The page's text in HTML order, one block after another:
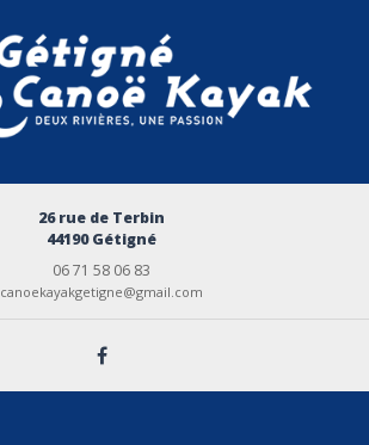
26 rue de Terbin
44190 Gétigné
06 71 58 06 83
canoekayakgetigne@gmail.com